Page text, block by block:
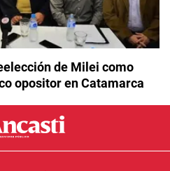
de Milei como
opositor en Catamarca